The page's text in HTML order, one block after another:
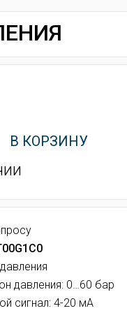
В КОРЗИНУ
давления: 0…60 бар
сигнал: 4-20 мA